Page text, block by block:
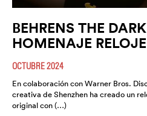
BEHRENS THE
HOMENAJE
OCTUBRE 2024
En colaboración con Warner Bros.
creativa de Shenzhen ha creado un
original con (…)